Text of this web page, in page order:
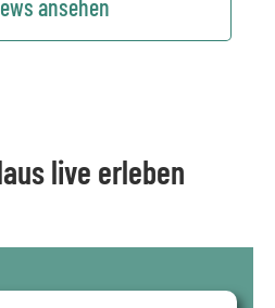
ansehen
live erleben